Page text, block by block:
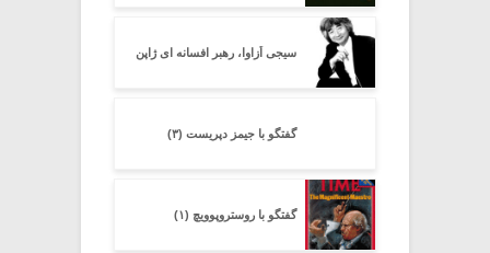
سیجی اُزاوا، رهبر افسانه ای ژاپن
گفتگو با جیمز دپریست (۳)
گفتگو با روستروپوویچ (۱)